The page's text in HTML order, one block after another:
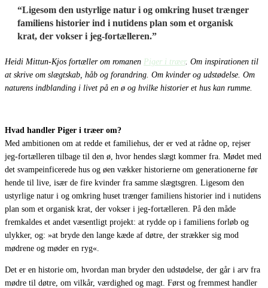
“Ligesom den ustyrlige natur i og omkring huset trænger
familiens historier ind i nutidens plan som et organisk
krat, der vokser i jeg-fortælleren.”
Heidi Mittun-Kjos fortæller om romanen Piger i træer. Om inspirationen til
at skrive om slægtskab, håb og forandring. Om kvinder og udstødelse. Om
naturens indblanding i livet på en ø og hvilke historier et hus kan rumme.
Hvad handler Piger i træer om?
Med ambitionen om at redde et familiehus, der er ved at rådne op, rejser
jeg-fortælleren tilbage til den ø, hvor hendes slægt kommer fra. Mødet med
det svampeinficerede hus og øen vækker historierne om generationerne før
hende til live, især de fire kvinder fra samme slægtsgren. Ligesom den
ustyrlige natur i og omkring huset trænger familiens historier ind i nutidens
plan som et organisk krat, der vokser i jeg-fortælleren. På den måde
fremkaldes et andet væsentligt projekt: at rydde op i familiens forløb og
ulykker, og: »at bryde den lange kæde af døtre, der strækker sig mod
mødrene og møder en ryg«.
Det er en historie om, hvordan man bryder den udstødelse, der går i arv fra
mødre til døtre, om vilkår, værdighed og magt. Først og fremmest handler